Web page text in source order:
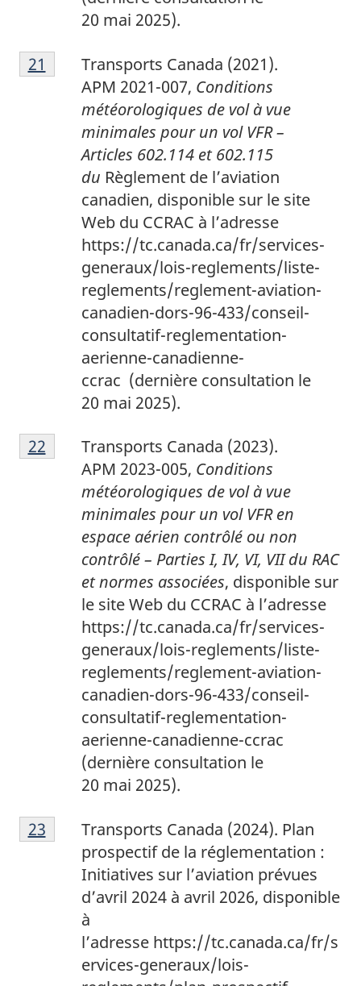
20 mai 2025).
2
1
Transports Canada (2021).
APM 2021-007, Conditions
météorologiques de vol à vue
minimales pour un vol VFR –
Articles 602.114 et 602.115
du Règlement de l’aviation
canadien, disponible sur le site
Web du CCRAC à l’adresse
https://tc.canada.ca/fr/services-
generaux/lois-reglements/liste-
reglements/reglement-aviation-
canadien-dors-96-433/conseil-
consultatif-reglementation-
aerienne-canadienne-
ccrac (dernière consultation le
20 mai 2025).
Return to footnote
21 referrer
2
2
Transports Canada (2023).
APM 2023-005, Conditions
météorologiques de vol à vue
minimales pour un vol VFR en
espace aérien contrôlé ou non
contrôlé – Parties I, IV, VI, VII du RAC
et normes associées, disponible sur
le site Web du CCRAC à l’adresse
https://tc.canada.ca/fr/services-
generaux/lois-reglements/liste-
reglements/reglement-aviation-
canadien-dors-96-433/conseil-
consultatif-reglementation-
aerienne-canadienne-ccrac
(dernière consultation le
20 mai 2025).
Return to footnote
22 referrer
2
3
Transports Canada (2024). Plan
prospectif de la réglementation :
Initiatives sur l’aviation prévues
d’avril 2024 à avril 2026, disponible
à
l’adresse https://tc.canada.ca/fr/s
ervices-generaux/lois-
Return to footnote
23 referrer